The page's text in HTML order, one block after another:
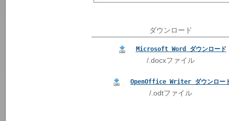
ダウンロード
Microsoft Word ダウンロード
/.docxファイル
OpenOffice Writer ダウンロー
/.odtファイル